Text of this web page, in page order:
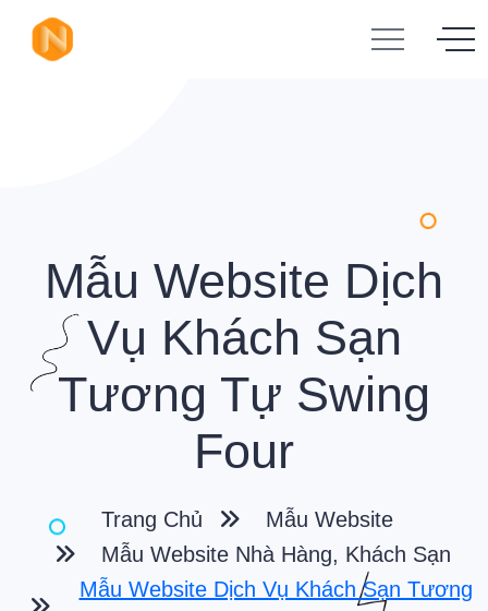
Mẫu Website Dịch
Vụ Khách Sạn
Tương Tự Swing
Four
Trang Chủ
Mẫu Website
Mẫu Website Nhà Hàng, Khách Sạn
Mẫu Website Dịch Vụ Khách Sạn Tương